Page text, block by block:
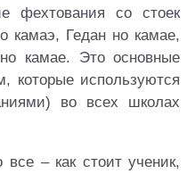
фехтования со стоек
камаэ, Гедан но камае,
камае. Это основные
которые используются
во всех школах
– как стоит ученик,